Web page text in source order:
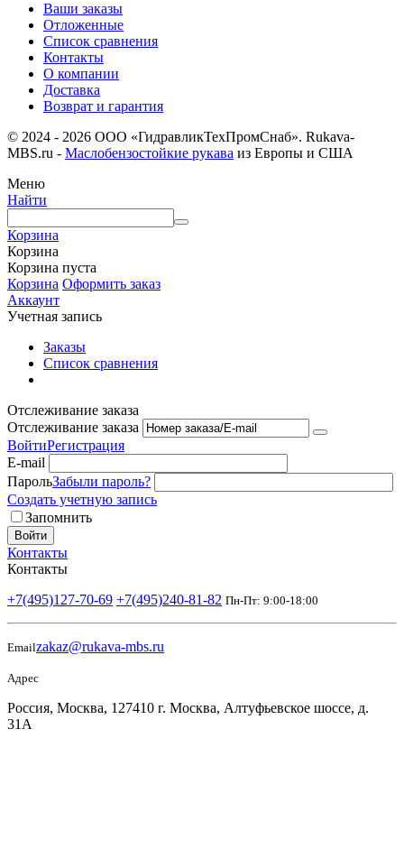
Ваши заказы
Отложенные
Список сравнения
Контакты
О компании
Доставка
Возврат и гарантия
© 2024 - 2026 ООО «ГидравликТехПромСнаб». Rukava-
MBS.ru - Маслобензостойкие рукава из Европы и США
Меню
Найти
Корзина
Корзина
Корзина пуста
Корзина Оформить заказ
Аккаунт
Учетная запись
Заказы
Список сравнения
Отслеживание заказа
Отслеживание заказа
ВойтиРегистрация
E-mail
ПарольЗабыли пароль?
Создать учетную запись
Запомнить
Войти
Контакты
Контакты
+7(495)127-70-69 +7(495)240-81-82 Пн-Пт: 9:00-18:00
Emailzakaz@rukava-mbs.ru
Адрес
Россия, Москва, 127410 г. Москва, Алтуфьевское шоссе, д.
31А